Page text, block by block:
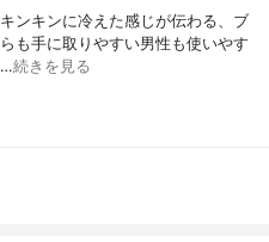
ンキンに冷えた感じが伝わる、ブ
も手に取りやすい男性も使いやす
…続きを見る